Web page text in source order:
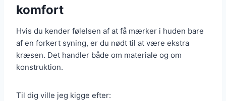
komfort
Hvis du kender følelsen af at få mærker i huden bare
af en forkert syning, er du nødt til at være ekstra
kræsen. Det handler både om materiale og om
konstruktion.
Til dig ville jeg kigge efter: